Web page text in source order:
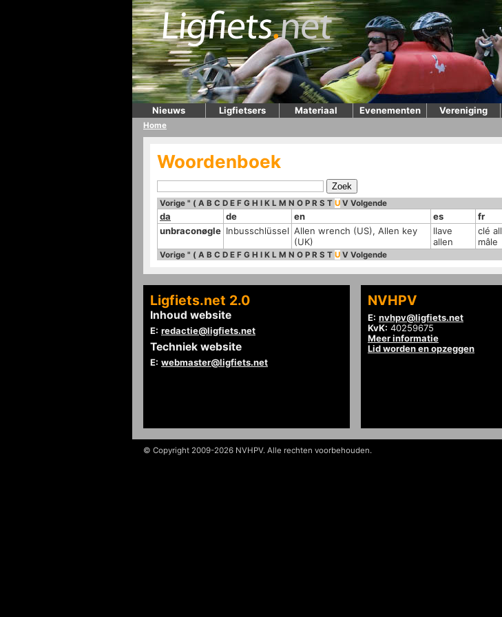
Nieuws Ligfietsers Materiaal Evenementen Vereniging
Home
Woordenboek
Vorige " ( A B C D E F G H I K L M N O P R S T U V Volgende
da de en es fr
unbraconøgle Inbusschlüssel Allen wrench (US), Allen key
(UK)
llave
allen
clé
mâle
Vorige " ( A B C D E F G H I K L M N O P R S T U V Volgende
Ligfiets.net 2.0
Inhoud website
E: redactie@ligfiets.net
Techniek website
E: webmaster@ligfiets.net
NVHPV
E: nvhpv@ligfiets.net
KvK: 40259675
Meer informatie
Lid worden en opzeggen
© Copyright 2009-2026 NVHPV. Alle rechten voorbehouden.